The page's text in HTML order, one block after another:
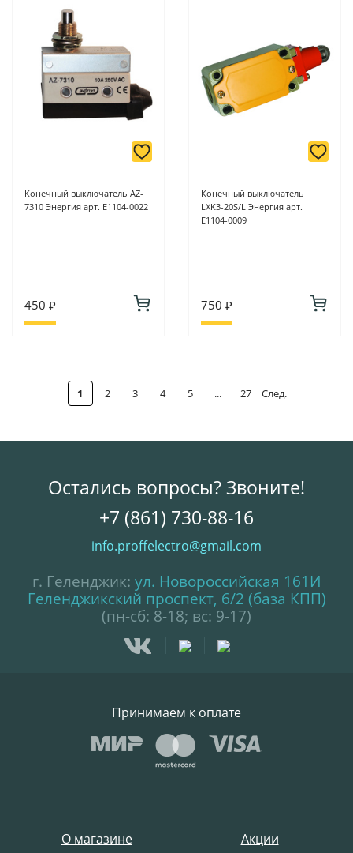
Конечный выключатель АZ-
7310 Энергия арт. Е1104-0022
450 ₽
Конечный выключатель
LXK3-20S/L Энергия арт.
Е1104-0009
750 ₽
1 2 3 4 5 ... 27 След.
О магазине
Акции
Остались вопросы? Звоните!
+7 (861) 730-88-16
info.proffelectro@gmail.com
г. Геленджик: ул. Новороссийская 161И
Геленджикский проспект, 6/2 (база КПП)
(пн-сб: 8-18; вс: 9-17)
Принимаем к оплате